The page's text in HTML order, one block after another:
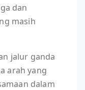
dan
masih
jalur ganda
arah yang
dalam